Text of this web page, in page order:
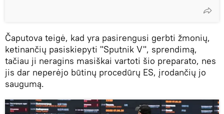
Čaputova teigė, kad yra pasirengusi gerbti žmonių,
ketinančių pasiskiepyti "Sputnik V", sprendimą,
tačiau ji neragins masiškai vartoti šio preparato, nes
jis dar neperėjo būtinų procedūrų ES, įrodančių jo
saugumą.